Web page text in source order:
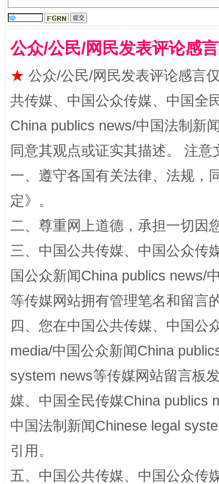
解纷+调解+退费，一次搞定
站台名比不上好声名
公众/公民/网民发表评论感
★ 公众/公民/网民发表评论感言
共传媒、中国公众传媒、中国全
China publics news/中国法制新
同意其观点或证实其描述。 注
一、遵守各国有关法律、法规，
定》。
二、尊重网上道德，承担一切因
三、中国公共传媒、中国公众传
国公众新闻China publics news/
等传媒网站拥有管理笔名和留言
四、您在中国公共传媒、中国公
media/中国公众新闻China
system news等传媒网站留言板
媒、中国全民传媒China publics
中国法制新闻Chinese legal
引用。
五、中国公共传媒、中国公众传